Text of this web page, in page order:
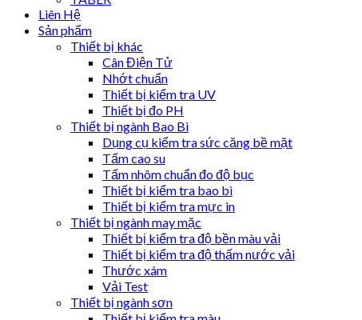
Liên Hệ
Sản phẩm
Thiết bị khác
Cân Điện Tử
Nhớt chuẩn
Thiết bị kiểm tra UV
Thiết bị đo PH
Thiết bị ngành Bao Bì
Dụng cụ kiểm tra sức căng bề mặt
Tấm cao su
Tấm nhôm chuẩn đo độ bục
Thiết bị kiểm tra bao bì
Thiết bị kiểm tra mực in
Thiết bị ngành may mặc
Thiết bị kiểm tra độ bền màu vải
Thiết bị kiểm tra độ thấm nước vải
Thước xám
Vải Test
Thiết bị ngành sơn